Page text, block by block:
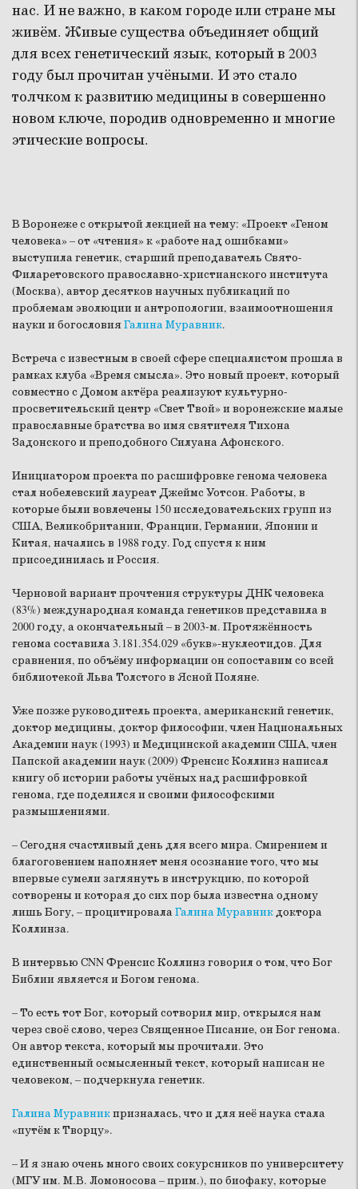
нас. И не важно, в каком городе или стране мы
живём. Живые существа объединяет общий
для всех генетический язык, который в 2003
году был прочитан учёными. И это стало
толчком к развитию медицины в совершенно
новом ключе, породив одновременно и многие
этические вопросы.
В Воронеже с открытой лекцией на тему: «Проект «Геном
человека» – от «чтения» к «работе над ошибками»
выступила генетик, старший преподаватель Свято-
Филаретовского православно-христианского института
(Москва), автор десятков научных публикаций по
проблемам эволюции и антропологии, взаимоотношения
науки и богословияГалина Муравник.
Встреча с известным в своей сфере специалистом прошла в
рамках клуба «Время смысла». Это новый проект, который
совместно с Домом актёра реализуют культурно-
просветительский центр «Свет Твой» и воронежские малые
православные братства во имя святителя Тихона
Задонского и преподобного Силуана Афонского.
Инициатором проекта по расшифровке генома человека
стал нобелевский лауреат Джеймс Уотсон. Работы, в
которые были вовлечены 150 исследовательских групп из
США, Великобритании, Франции, Германии, Японии и
Китая, начались в 1988 году. Год спустя к ним
присоединилась и Россия.
Черновой вариант прочтения структуры ДНК человека
(83%) международная команда генетиков представила в
2000 году, а окончательный – в 2003-м. Протяжённость
генома составила 3.181.354.029 «букв»-нуклеотидов. Для
сравнения, по объёму информации он сопоставим со всей
библиотекой Льва Толстого в Ясной Поляне.
Уже позже руководитель проекта, американский генетик,
доктор медицины, доктор философии, член Национальных
Академии наук (1993) и Медицинской академии США, член
Папской академии наук (2009) Френсис Коллинз написал
книгу об истории работы учёных над расшифровкой
генома, где поделился и своими философскими
размышлениями.
– Сегодня счастливый день для всего мира. Смирением и
благоговением наполняет меня осознание того, что мы
впервые сумели заглянуть в инструкцию, по которой
сотворены и которая до сих пор была известна одному
лишь Богу, – процитировалаГалина Муравникдоктора
Коллинза.
В интервью СNN Френсис Коллинз говорил о том, что Бог
Библии является и Богом генома.
– То есть тот Бог, который сотворил мир, открылся нам
через своё слово, через Священное Писание, он Бог генома.
Он автор текста, который мы прочитали. Это
единственный осмысленный текст, который написан не
человеком, – подчеркнула генетик.
Галина Муравникпризналась, что и для неё наука стала
«путём к Творцу».
– И я знаю очень много своих сокурсников по университету
(МГУ им. М.В. Ломоносова – прим.), по биофаку, которые